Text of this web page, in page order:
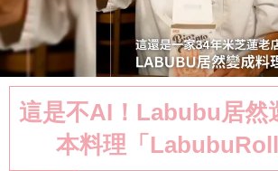
這是不AI！Labubu居然
本料理「LabubuRoll